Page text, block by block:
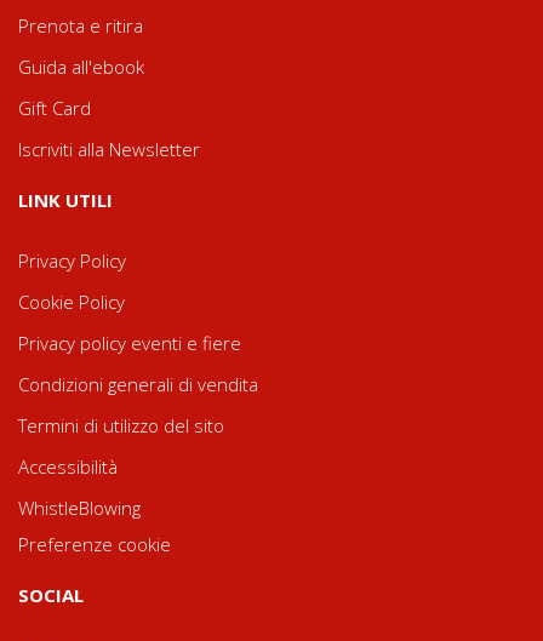
Prenota e ritira
Guida all'ebook
Gift Card
Iscriviti alla Newsletter
LINK UTILI
Privacy Policy
Cookie Policy
Privacy policy eventi e fiere
Condizioni generali di vendita
Termini di utilizzo del sito
Accessibilità
WhistleBlowing
Preferenze cookie
SOCIAL